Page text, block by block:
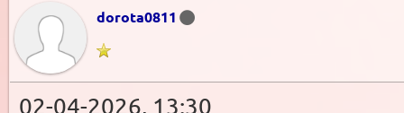
dorota0811
02-04-2026, 13:30